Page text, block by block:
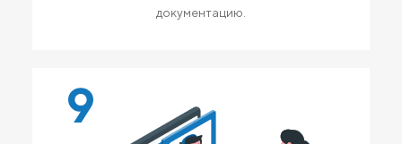
документацию.
9